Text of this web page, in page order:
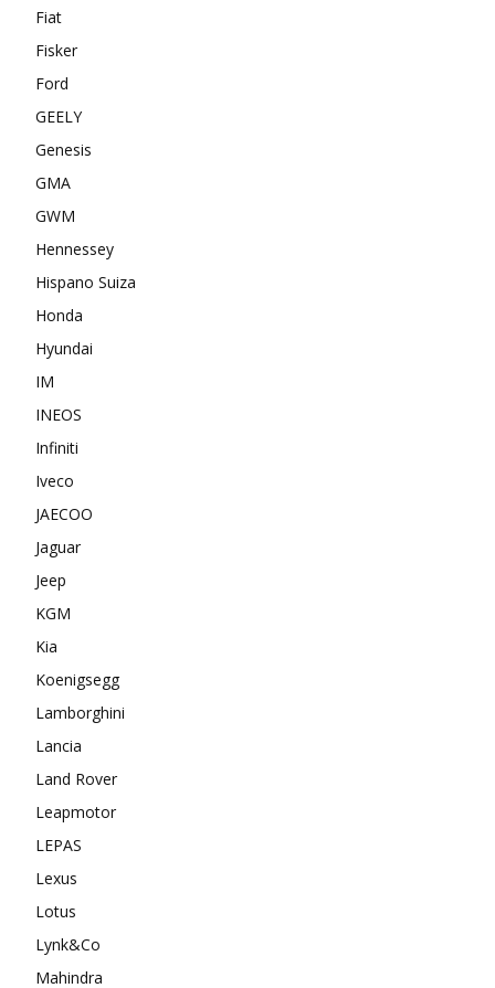
Fiat
Fisker
Ford
GEELY
Genesis
GMA
GWM
Hennessey
Hispano Suiza
Honda
Hyundai
IM
INEOS
Infiniti
Iveco
JAECOO
Jaguar
Jeep
KGM
Kia
Koenigsegg
Lamborghini
Lancia
Land Rover
Leapmotor
LEPAS
Lexus
Lotus
Lynk&Co
Mahindra